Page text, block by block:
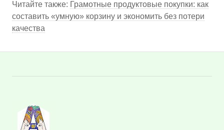
Читайте также: Грамотные продуктовые покупки: как
составить «умную» корзину и экономить без потери
качества